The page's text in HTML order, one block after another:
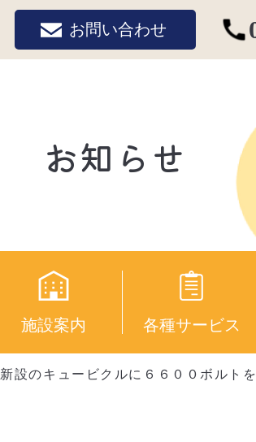
お問い合わせ
お知らせ
施設案内 各種サービス
新設のキュービクルに６６００ボルト